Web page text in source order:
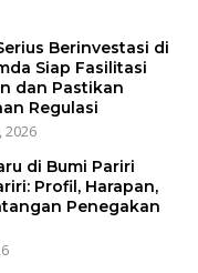
Berinvestasi di
Siap Fasilitasi
dan Pastikan
Regulasi
2026
di Bumi Pariri
Profil, Harapan,
Penegakan